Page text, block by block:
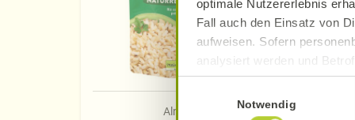
optimale Nutzererlebnis
Fall auch den Einsatz von
aufweisen. Sofern
analysiert werden und
Datenverarbeitung und -
Datenschutzerklärung
Notwendig
Alnatura